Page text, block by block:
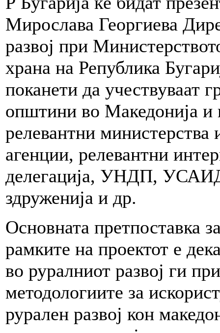
Мирослава Георгиева
развој при
храна на Република
поканети да учествуваат
општини во Македонија
релевантни
агенции, релевантни
делегација, УНДП, УСАИД
здруженија и др.
Основната претпоставка
рамките на проектот е
во руралниот развој ги
методологиите за
рурален развој кон